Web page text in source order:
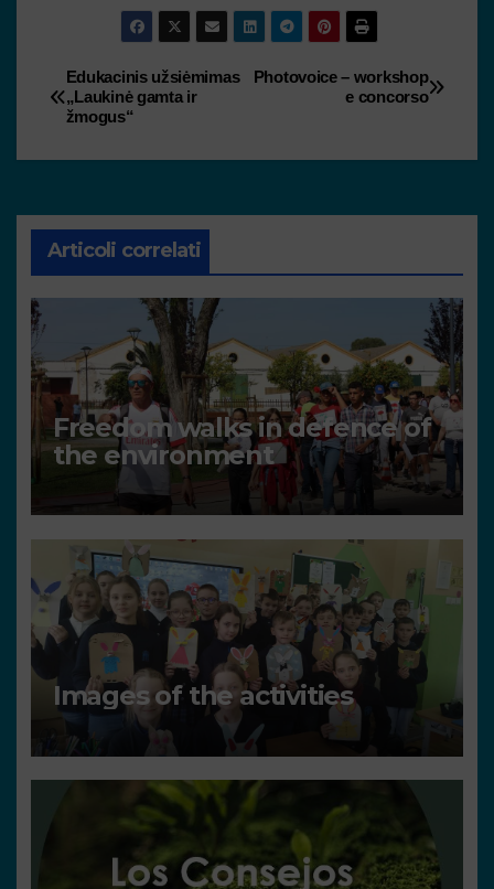
Photovoice – workshop
e concorso
Edukacinis užsiėmimas
„Laukinė gamta ir
žmogus“
Articoli correlati
Freedom walks in defence of
the environment
Images of the activities